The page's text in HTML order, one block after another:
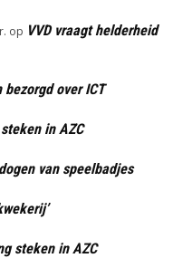
op VVD vraagt helderheid
over ICT
in AZC
van speelbadjes
steken in AZC